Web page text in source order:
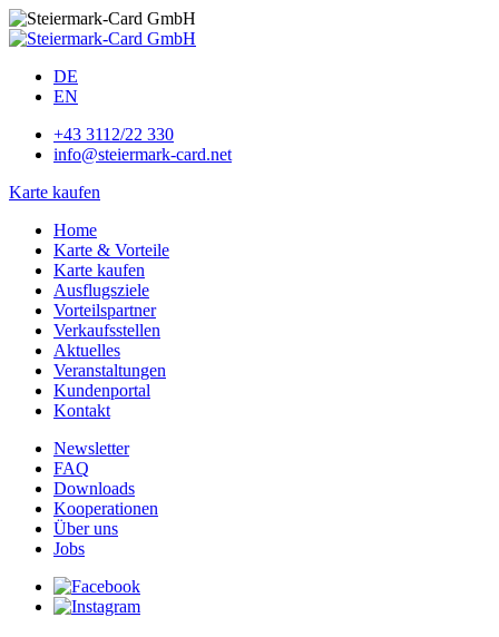
DE
EN
+43 3112/22 330
info@steiermark-card.net
Karte kaufen
Home
Karte & Vorteile
Karte kaufen
Ausflugsziele
Vorteilspartner
Verkaufsstellen
Aktuelles
Veranstaltungen
Kundenportal
Kontakt
Newsletter
FAQ
Downloads
Kooperationen
Über uns
Jobs